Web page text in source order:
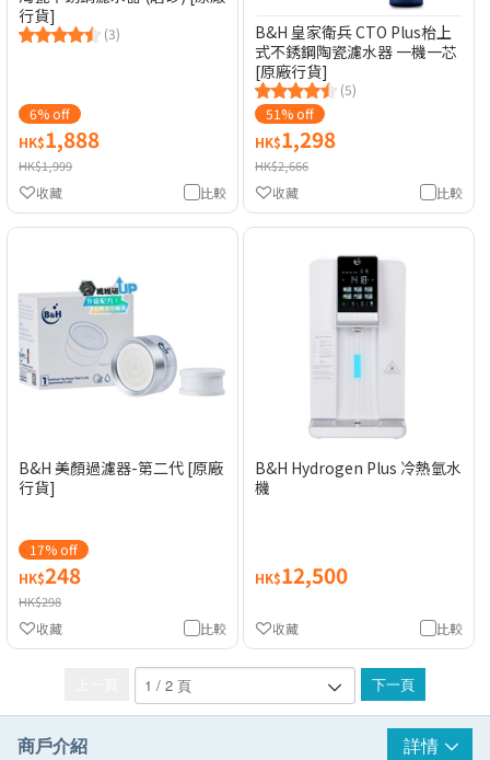
行貨]
(3)
6% off
HK$1,888
HK$1,999
比較
收藏
B&H 皇家衛兵 CTO Plus枱上
式不銹鋼陶瓷濾水器 一機一芯
[原廠行貨]
(5)
51% off
HK$1,298
HK$2,666
比較
收藏
B&H 美顏過濾器-第二代 [原廠
行貨]
17% off
HK$248
HK$298
比較
收藏
B&H Hydrogen Plus 冷熱氫水
機
HK$12,500
比較
收藏
下一頁
商戶介紹 詳情